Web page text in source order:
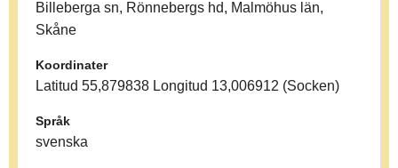
Billeberga sn, Rönnebergs hd, Malmöhus län,
Skåne
Koordinater
Latitud 55,879838 Longitud 13,006912 (Socken)
Språk
svenska